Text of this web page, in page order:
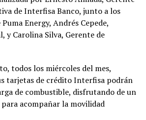
de Interfisa Banco, junto a los
Energy, Andrés Cepede,
y Carolina Silva, Gerente de
todos los miércoles del mes,
tarjetas de crédito Interfisa podrán
de combustible, disfrutando de un
acompañar la movilidad